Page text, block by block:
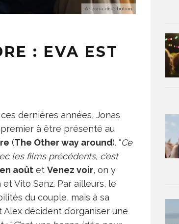
Arizona distribution
: EVA EST
dernières années, Jonas
à être présenté au
(The Other way around). “Ce
les films précédents, c’est
août et Venez voir, on y
Vito Sanz. Par ailleurs, le
du couple, mais à sa
décident d’organiser une